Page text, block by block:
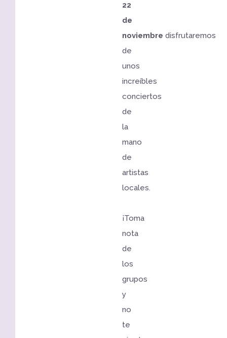
22
de
noviembre disfrutaremos
de
unos
increíbles
conciertos
de
la
mano
de
artistas
locales.
¡Toma
nota
de
los
grupos
y
no
te